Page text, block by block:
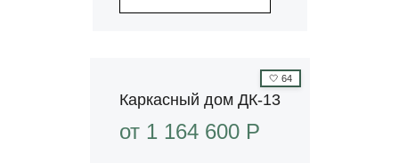
🤍 64
Каркасный дом ДК-13
от 1 164 600 P